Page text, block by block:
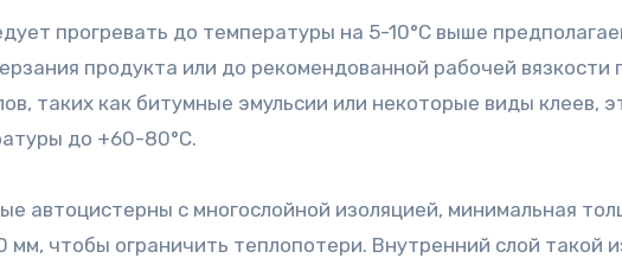
прогревать до температуры на 5-10°C выше
продукта или до рекомендованной рабочей вязкости
таких как битумные эмульсии или некоторые виды клеев,
до +60-80°C.
автоцистерны с многослойной изоляцией, минимальная
мм, чтобы ограничить теплопотери. Внутренний слой такой